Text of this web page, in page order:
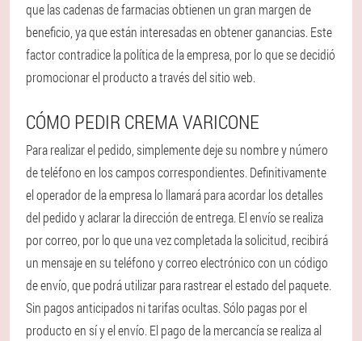
que las cadenas de farmacias obtienen un gran margen de
beneficio, ya que están interesadas en obtener ganancias. Este
factor contradice la política de la empresa, por lo que se decidió
promocionar el producto a través del sitio web.
CÓMO PEDIR CREMA VARICONE
Para realizar el pedido, simplemente deje su nombre y número
de teléfono en los campos correspondientes. Definitivamente
el operador de la empresa lo llamará para acordar los detalles
del pedido y aclarar la dirección de entrega. El envío se realiza
por correo, por lo que una vez completada la solicitud, recibirá
un mensaje en su teléfono y correo electrónico con un código
de envío, que podrá utilizar para rastrear el estado del paquete.
Sin pagos anticipados ni tarifas ocultas. Sólo pagas por el
producto en sí y el envío. El pago de la mercancía se realiza al